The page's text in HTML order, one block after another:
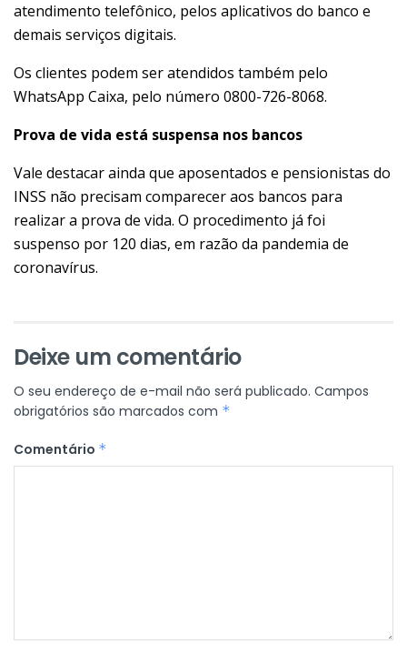
atendimento telefônico, pelos aplicativos do banco e
demais serviços digitais.
Os clientes podem ser atendidos também pelo
WhatsApp Caixa, pelo número 0800-726-8068.
Prova de vida está suspensa nos bancos
Vale destacar ainda que aposentados e pensionistas do
INSS não precisam comparecer aos bancos para
realizar a prova de vida. O procedimento já foi
suspenso por 120 dias, em razão da pandemia de
coronavírus.
Deixe um comentário
O seu endereço de e-mail não será publicado. Campos
obrigatórios são marcados com *
Comentário *